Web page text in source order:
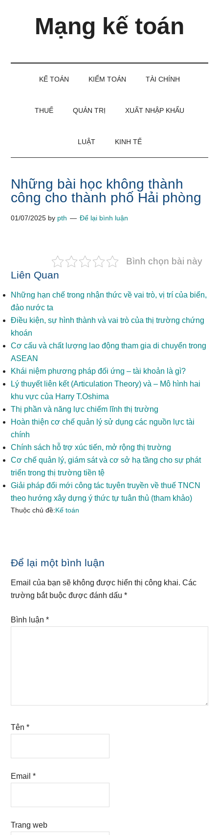
Mạng kế toán
KẾ TOÁN KIỂM TOÁN TÀI CHÍNH
THUẾ QUẢN TRỊ XUẤT NHẬP KHẨU
LUẬT KINH TẾ
Những bài học không thành
công cho thành phố Hải phòng
01/07/2025 by pth Để lại bình luận
Bình chọn bài này
Liên Quan
Những hạn chế trong nhận thức về vai trò, vị trí của biển,
đảo nước ta
Điều kiện, sự hình thành và vai trò của thị trường chứng
khoán
Cơ cấu và chất lượng lao động tham gia di chuyển trong
ASEAN
Khái niệm phương pháp đối ứng – tài khoản là gì?
Lý thuyết liên kết (Articulation Theory) và – Mô hình hai
khu vực của Harry T.Oshima
Thị phần và năng lực chiếm lĩnh thị trường
Hoàn thiện cơ chế quản lý sử dụng các nguồn lực tài
chính
Chính sách hỗ trợ xúc tiến, mở rộng thị trường
Cơ chế quản lý, giám sát và cơ sở hạ tầng cho sự phát
triển trong thị trường tiền tệ
Giải pháp đổi mới công tác tuyên truyền về thuế TNCN
theo hướng xây dựng ý thức tự tuân thủ (tham khảo)
Thuộc chủ đề:Kế toán
Reader
Interactions
Để lại một bình luận
Email của bạn sẽ không được hiển thị công khai. Các
trường bắt buộc được đánh dấu*
Bình luận*
Tên*
Email*
Trang web